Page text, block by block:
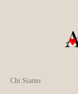
Chi Siamo